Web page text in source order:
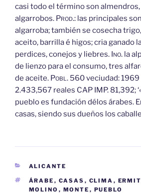
casi todo el término son
algarrobos. Prod.: las principales
algarroba; también se cosecha
aceito, barrilla é higos; cria ganado
perdices, conejos y liebres. Ino. la
de lienzo para el consumo, tres
de aceite. Pobl. 560 veciudad: 1969
2.433,567 reales CAP IMP. 81,392;
pueblo es fundación délos árabes.
casas, siendo sus dueños los
CATEGORÍAS
ALICANTE
ETIQUETAS
ÁRABE , CASAS , CLIMA ,
MOLINO , MONTE , PUEBLO